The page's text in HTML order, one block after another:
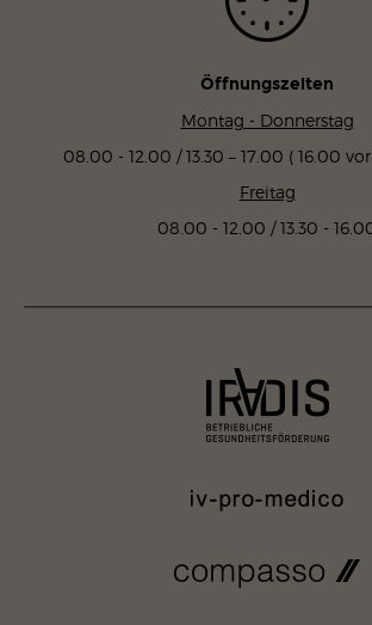
Öffnungszeiten
Montag - Donnerstag
08.00 - 12.00 / 13.30 – 17.00 ( 16.00
Freitag
08.00 - 12.00 / 13.30 -